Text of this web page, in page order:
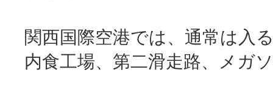
関西国際空港では、通常は入
内食工場、第二滑走路、メガ